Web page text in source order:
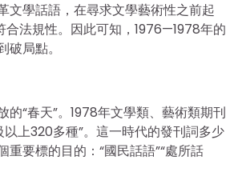
文學話語，在尋求文學藝術性之前起
合法規性。因此可知，1976—1978年的
局點。
“春天”。1978年文學類、藝術類期刊
上320多種”。這一時代的發刊詞多少
要標的目的：“國民話語”“處所話